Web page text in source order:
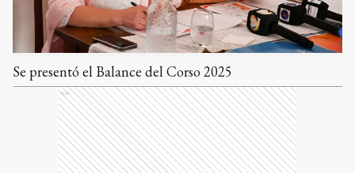
Se presentó el Balance del Corso 2025
Ads